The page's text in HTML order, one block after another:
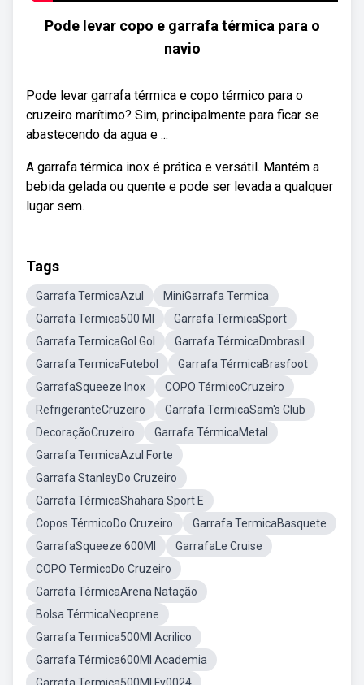
Pode levar copo e garrafa térmica para o
navio
Pode levar garrafa térmica e copo térmico para o
cruzeiro marítimo? Sim, principalmente para ficar se
abastecendo da agua e ...
A garrafa térmica inox é prática e versátil. Mantém a
bebida gelada ou quente e pode ser levada a qualquer
lugar sem.
Tags
Garrafa TermicaAzul
MiniGarrafa Termica
Garrafa Termica500 Ml
Garrafa TermicaSport
Garrafa TermicaGol Gol
Garrafa TérmicaDmbrasil
Garrafa TermicaFutebol
Garrafa TérmicaBrasfoot
GarrafaSqueeze Inox
COPO TérmicoCruzeiro
RefrigeranteCruzeiro
Garrafa TermicaSam's Club
DecoraçãoCruzeiro
Garrafa TérmicaMetal
Garrafa TermicaAzul Forte
Garrafa StanleyDo Cruzeiro
Garrafa TérmicaShahara Sport E
Copos TérmicoDo Cruzeiro
Garrafa TermicaBasquete
GarrafaSqueeze 600Ml
GarrafaLe Cruise
COPO TermicoDo Cruzeiro
Garrafa TérmicaArena Natação
Bolsa TérmicaNeoprene
Garrafa Termica500Ml Acrilico
Garrafa Térmica600Ml Academia